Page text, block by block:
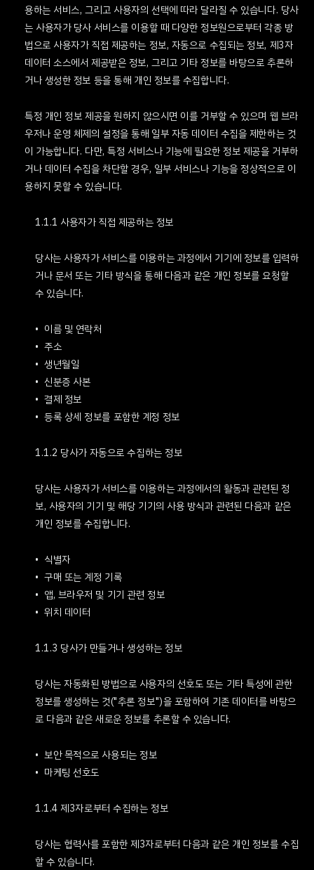
용하는 서비스, 그리고 사용자의 선택에 따라 달라질 수 있습니다. 당사
는 사용자가 당사 서비스를 이용할 때 다양한 정보원으로부터 각종 방
법으로 사용자가 직접 제공하는 정보, 자동으로 수집되는 정보, 제3자
데이터 소스에서 제공받은 정보, 그리고 기타 정보를 바탕으로 추론하
거나 생성한 정보 등을 통해 개인 정보를 수집합니다.
특정 개인 정보 제공을 원하지 않으시면 이를 거부할 수 있으며 웹 브라
우저나 운영 체제의 설정을 통해 일부 자동 데이터 수집을 제한하는 것
이 가능합니다. 다만, 특정 서비스나 기능에 필요한 정보 제공을 거부하
거나 데이터 수집을 차단할 경우, 일부 서비스나 기능을 정상적으로 이
용하지 못할 수 있습니다.
1.1.1 사용자가 직접 제공하는 정보
당사는 사용자가 서비스를 이용하는 과정에서 기기에 정보를 입력하
거나 문서 또는 기타 방식을 통해 다음과 같은 개인 정보를 요청할
수 있습니다.
이름 및 연락처
주소
생년월일
신분증 사본
결제 정보
등록 상세 정보를 포함한 계정 정보
1.1.2 당사가 자동으로 수집하는 정보
당사는 사용자가 서비스를 이용하는 과정에서의 활동과 관련된 정
보, 사용자의 기기 및 해당 기기의 사용 방식과 관련된 다음과 같은
개인 정보를 수집합니다.
식별자
구매 또는 계정 기록
앱, 브라우저 및 기기 관련 정보
위치 데이터
1.1.3 당사가 만들거나 생성하는 정보
당사는 자동화된 방법으로 사용자의 선호도 또는 기타 특성에 관한
정보를 생성하는 것("추론 정보")을 포함하여 기존 데이터를 바탕으
로 다음과 같은 새로운 정보를 추론할 수 있습니다.
보안 목적으로 사용되는 정보
마케팅 선호도
1.1.4 제3자로부터 수집하는 정보
당사는 협력사를 포함한 제3자로부터 다음과 같은 개인 정보를 수집
할 수 있습니다.